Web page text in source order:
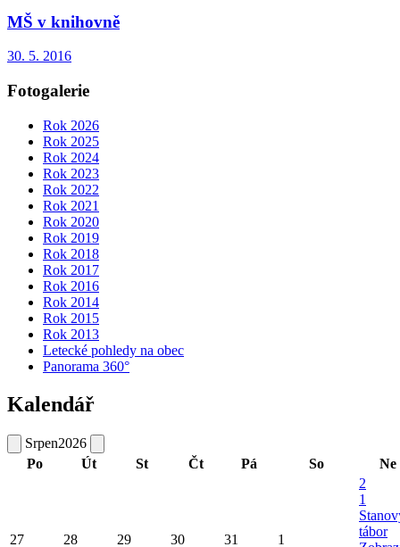
MŠ v knihovně
30. 5. 2016
Fotogalerie
Rok 2026
Rok 2025
Rok 2024
Rok 2023
Rok 2022
Rok 2021
Rok 2020
Rok 2019
Rok 2018
Rok 2017
Rok 2016
Rok 2014
Rok 2015
Rok 2013
Letecké pohledy na obec
Panorama 360°
Kalendář
Srpen2026
Po
Út St Čt Pá So Ne
27 28 29 30 31 1
2
1
tábor